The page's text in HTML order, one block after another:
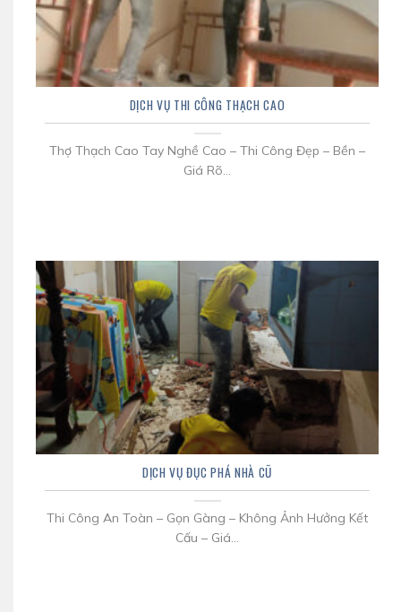
DỊCH VỤ THI CÔNG THẠCH CAO
Thợ Thạch Cao Tay Nghề Cao – Thi Công Đẹp – Bền –
Giá Rõ...
DỊCH VỤ ĐỤC PHÁ NHÀ CŨ
Thi Công An Toàn – Gọn Gàng – Không Ảnh Hưởng Kết
Cấu – Giá...